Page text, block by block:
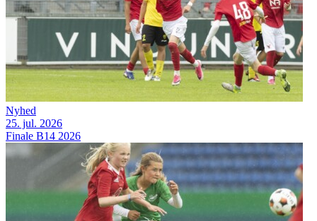
Nyhed
25. jul. 2026
Finale B14 2026